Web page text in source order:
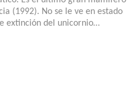
(1992). No se le ve en estado
extinción del unicornio…